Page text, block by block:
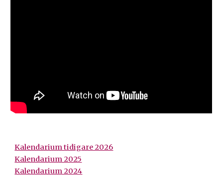
Kalendarium tidigare 2026
Kalendarium 2025
Kalendarium 2024